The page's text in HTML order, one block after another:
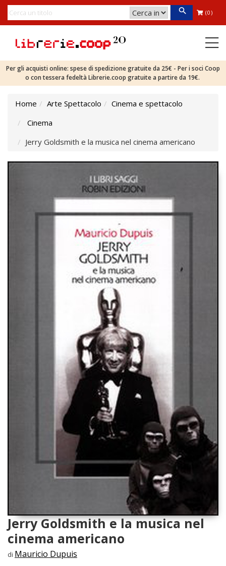
(0)
Per gli acquisti online: spese di spedizione gratuite da 25€ - Per i soci Coop
o con tessera fedeltà Librerie.coop gratuite a partire da 19€.
Home Arte Spettacolo
Cinema e spettacolo
Cinema
Jerry Goldsmith e la musica nel cinema americano
Jerry Goldsmith e la musica nel
cinema americano
di Mauricio Dupuis